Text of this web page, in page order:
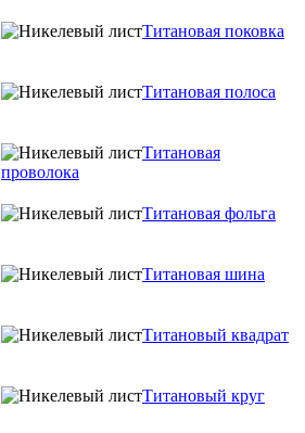
Титановая поковка
Титановая полоса
Титановая
проволока
Титановая фольга
Титановая шина
Титановый квадрат
Титановый круг